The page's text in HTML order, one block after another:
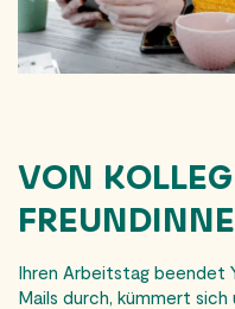
VON
Ihren Arbeitstag beendet
Mails durch, kümmert